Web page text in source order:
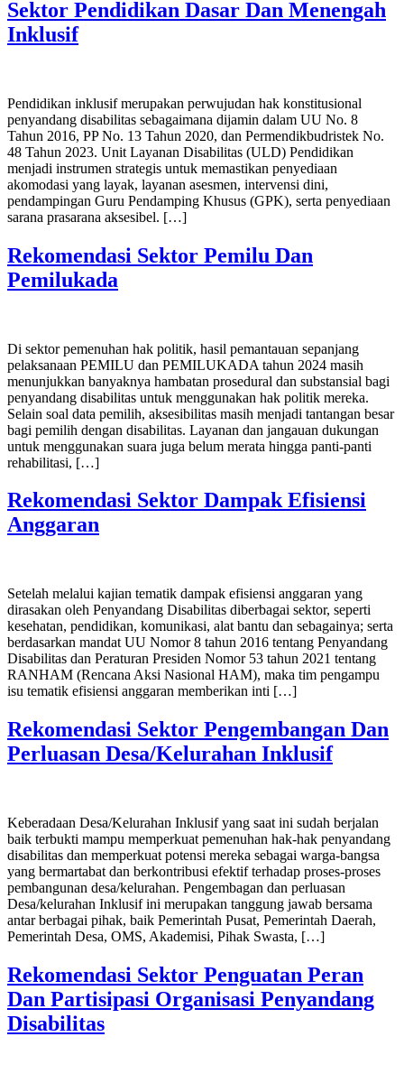
Sektor Pendidikan Dasar Dan Menengah
Inklusif
Pendidikan inklusif merupakan perwujudan hak konstitusional
penyandang disabilitas sebagaimana dijamin dalam UU No. 8
Tahun 2016, PP No. 13 Tahun 2020, dan Permendikbudristek No.
48 Tahun 2023. Unit Layanan Disabilitas (ULD) Pendidikan
menjadi instrumen strategis untuk memastikan penyediaan
akomodasi yang layak, layanan asesmen, intervensi dini,
pendampingan Guru Pendamping Khusus (GPK), serta penyediaan
sarana prasarana aksesibel. […]
Rekomendasi Sektor Pemilu Dan
Pemilukada
Di sektor pemenuhan hak politik, hasil pemantauan sepanjang
pelaksanaan PEMILU dan PEMILUKADA tahun 2024 masih
menunjukkan banyaknya hambatan prosedural dan substansial bagi
penyandang disabilitas untuk menggunakan hak politik mereka.
Selain soal data pemilih, aksesibilitas masih menjadi tantangan besar
bagi pemilih dengan disabilitas. Layanan dan jangauan dukungan
untuk menggunakan suara juga belum merata hingga panti-panti
rehabilitasi, […]
Rekomendasi Sektor Dampak Efisiensi
Anggaran
Setelah melalui kajian tematik dampak efisiensi anggaran yang
dirasakan oleh Penyandang Disabilitas diberbagai sektor, seperti
kesehatan, pendidikan, komunikasi, alat bantu dan sebagainya; serta
berdasarkan mandat UU Nomor 8 tahun 2016 tentang Penyandang
Disabilitas dan Peraturan Presiden Nomor 53 tahun 2021 tentang
RANHAM (Rencana Aksi Nasional HAM), maka tim pengampu
isu tematik efisiensi anggaran memberikan inti […]
Rekomendasi Sektor Pengembangan Dan
Perluasan Desa/Kelurahan Inklusif
Keberadaan Desa/Kelurahan Inklusif yang saat ini sudah berjalan
baik terbukti mampu memperkuat pemenuhan hak-hak penyandang
disabilitas dan memperkuat potensi mereka sebagai warga-bangsa
yang bermartabat dan berkontribusi efektif terhadap proses-proses
pembangunan desa/kelurahan. Pengembagan dan perluasan
Desa/kelurahan Inklusif ini merupakan tanggung jawab bersama
antar berbagai pihak, baik Pemerintah Pusat, Pemerintah Daerah,
Pemerintah Desa, OMS, Akademisi, Pihak Swasta, […]
Rekomendasi Sektor Penguatan Peran
Dan Partisipasi Organisasi Penyandang
Disabilitas